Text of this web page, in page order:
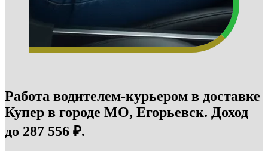
Работа водителем-курьером в доставке
Купер в городе МО, Егорьевск. Доход
до 287 556 ₽.